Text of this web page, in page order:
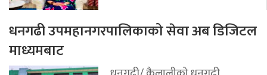
धनगढी उपमहानगरपालिकाको सेवा अब डिजिटल
माध्यमबाट